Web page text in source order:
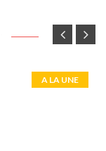
A LA UNE